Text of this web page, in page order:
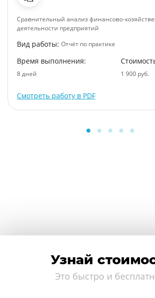
Сравнительный анализ финансово-
деятельности предприятий
Вид работы: Отчёт по практике
Время выполнения:
8 дней 1 900 руб.
Смотреть работу в PDF
Узнай
Это быстро и